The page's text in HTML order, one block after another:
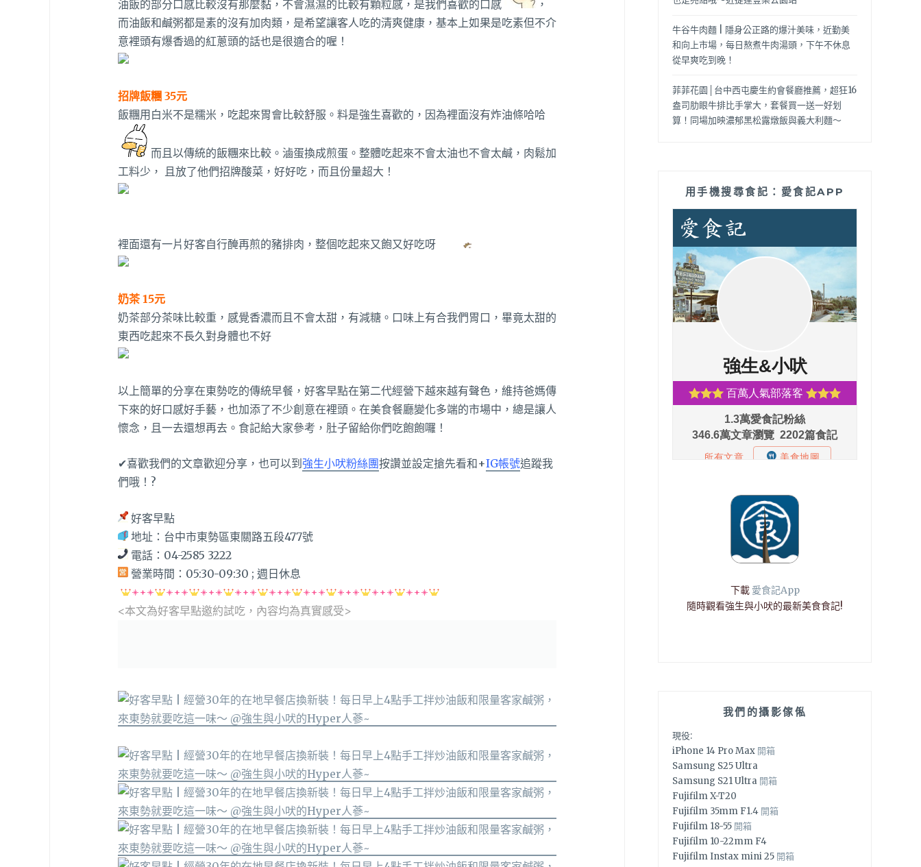
油飯的部分口感比較沒有那麼黏，不會濕濕的比較有顆粒感，是我們喜歡的口感
，
而油飯和鹹粥都是素的沒有加肉類，是希望讓客人吃的清爽健康，基本上如果是吃素但不介
意裡頭有爆香過的紅蔥頭的話也是很適合的喔！
招牌飯糰 35元
飯糰用白米不是糯米，吃起來胃會比較舒服。料是強生喜歡的，因為裡面沒有炸油條哈哈
而且以傳統的飯糰來比較。滷蛋換成煎蛋。整體吃起來不會太油也不會太鹹，肉鬆加
工料少， 且放了他們招牌酸菜，好好吃，而且份量超大！
裡面還有一片好客自行醃再煎的豬排肉，整個吃起來又飽又好吃呀
奶茶 15元
奶茶部分茶味比較重，感覺香濃而且不會太甜，有減糖。口味上有合我們胃口，畢竟太甜的
東西吃起來不長久對身體也不好
以上簡單的分享在東勢吃的傳統早餐，好客早點在第二代經營下越來越有聲色，維持爸媽傳
下來的好口感好手藝，也加添了不少創意在裡頭。在美食餐廳變化多端的市場中，總是讓人
懷念，且一去還想再去。食記給大家參考，肚子留給你們吃飽飽囉！
✔喜歡我們的文章歡迎分享，也可以到 強生小吠粉絲團按讚並設定搶先看和+IG帳號追蹤我
們哦！?
好客早點
地址：台中市東勢區東關路五段477號
電話：04-2585 3222
營業時間：05:30-09:30 ; 週日休息
<本文為好客早點邀約試吃，內容均為真實感受>
牛谷牛肉麵 | 隱身公正路的爆汁美味，近勤美
和向上市場，每日熬煮牛肉湯頭，下午不休息
從早爽吃到晚！
菲菲花園│台中西屯慶生約會餐廳推薦，超狂16
盎司肋眼牛排比手掌大，套餐買一送一好划
算！同場加映濃郁黑松露燉飯與義大利麵～
用手機搜尋食記：愛食記APP
下載 愛食記App
隨時觀看強生與小吠的最新美食食記!
我們的攝影傢俬
現役:
iPhone 14 Pro Max 開箱
Samsung S25 Ultra
Samsung S21 Ultra 開箱
Fujifilm X-T20
Fujifilm 35mm F1.4 開箱
Fujifilm 18-55 開箱
Fujifilm 10-22mm F4
Fujifilm Instax mini 25 開箱